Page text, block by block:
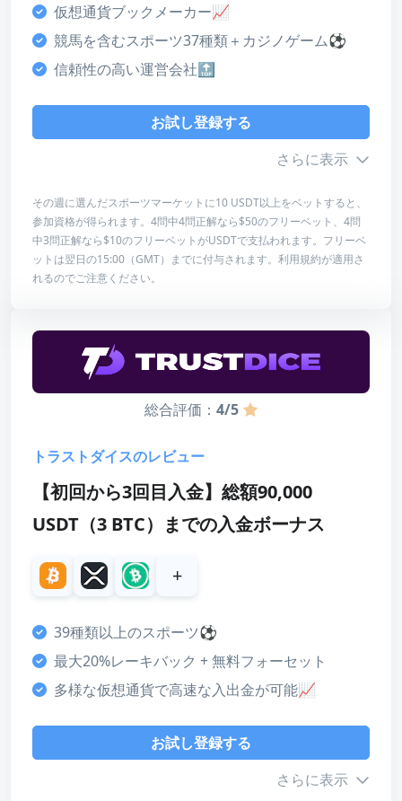
ライセンス・安全性
デザイン・使いやすさ
5
総合評価
4
お試し登録する
レビューを読む
仮想通貨ブックメーカー📈
競馬を含むスポーツ37種類＋カジノゲーム⚽
信頼性の高い運営会社🔝
お試し登録する
さらに表示
ボーナス詳細
最低入金額
10 USDT
賭け条件
ボーナス
カスタマーサポート
決済方法
ライセンス・安全性
デザイン・使いやすさ
総合評価
4
その週に選んだスポーツマーケットに10 USDT以上をベットすると、
参加資格が得られます。4問中4問正解なら$50のフリーベット、4問
中3問正解なら$10のフリーベットがUSDTで支払われます。フリーベ
ットは翌日の15:00（GMT）までに付与されます。利用規約が適用さ
れるのでご注意ください。
総合評価： 4/5
トラストダイスのレビュー
【初回から3回目入金】総額90,000
USDT（3 BTC）までの入金ボーナス
+
39種類以上のスポーツ⚽
最大20%レーキバック + 無料フォーセット
多様な仮想通貨で高速な入出金が可能📈
お試し登録する
さらに表示